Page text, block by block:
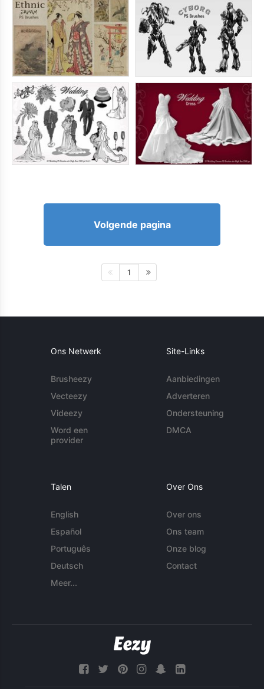
Volgende pagina
1
Ons Netwerk
Brusheezy
Vecteezy
Videezy
Word een
provider
Site-Links
Aanbiedingen
Adverteren
Ondersteuning
DMCA
Talen
English
Español
Português
Deutsch
Meer...
Over Ons
Over ons
Ons team
Onze blog
Contact